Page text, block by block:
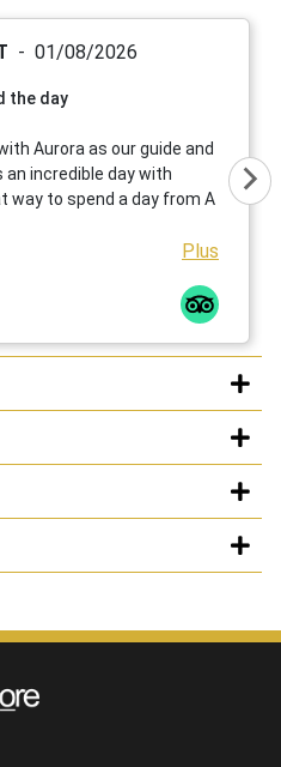
01/08/2026
the day
Aurora as our guide and
an incredible day with
way to spend a day from A
Plus